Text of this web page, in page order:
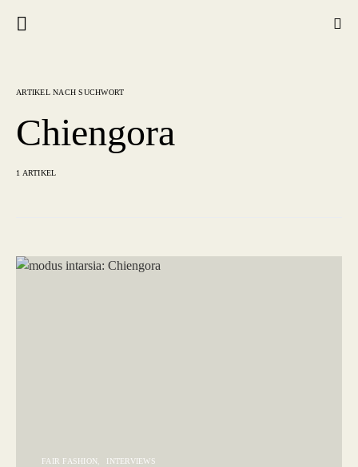
ARTIKEL NACH SUCHWORT
Chiengora
1 ARTIKEL
FAIR FASHION INTERVIEWS